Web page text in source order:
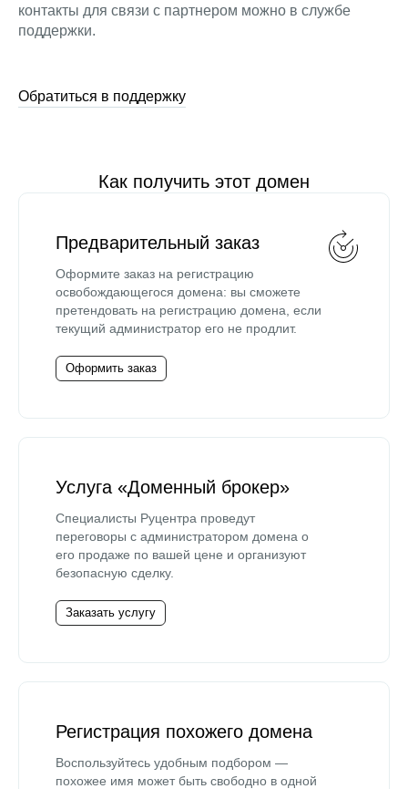
контакты для связи с партнером можно в службе
поддержки.
Обратиться в поддержку
Как получить этот домен
Предварительный заказ
Оформите заказ на регистрацию
освобождающегося домена: вы сможете
претендовать на регистрацию домена, если
текущий администратор его не продлит.
Оформить заказ
Услуга «Доменный брокер»
Специалисты Руцентра проведут
переговоры с администратором домена о
его продаже по вашей цене и организуют
безопасную сделку.
Заказать услугу
Регистрация похожего домена
Воспользуйтесь удобным подбором —
похожее имя может быть свободно в одной